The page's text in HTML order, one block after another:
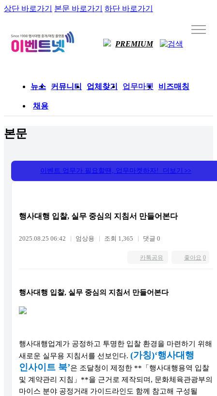
상단 바로가기 본문 바로가기 하단 바로가기
PREMIUM
뉴스 커뮤니티 업체찾기 업무마켓 비즈매칭
채용
본문
이벤트 업무가 필요할땐, 업무마켓하자! 더보기 >>
행사대행 입찰, 실무 중심의 지침서 만들어본다
2025.08.25 06:42 엄상용 조회 1,365 댓글 0
좋아요 0
카톡공유
행사대행 입찰, 실무 중심의 지침서 만들어본다
행사대행업계가 공정하고 투명한 입찰 환경을 마련하기 위해
새로운 실무용 지침서를 선보인다. (가칭)‘행사대행
인사이트 북’은 조달청이 제정한 **「행사대행용역 입찰
및 계약관리 지침」**을 근거로 제작되며, 문화체육관광부의
마이스 분야 공정거래 가이드라인도 함께 참고해 구성될